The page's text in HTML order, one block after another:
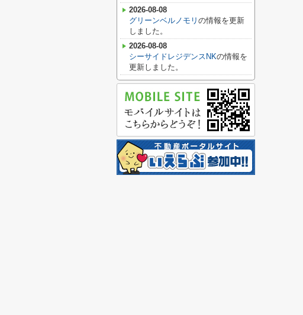
2026-08-08
グリーンベルノモリ の情報を更新
しました。
2026-08-08
シーサイドレジデンスNKの情報を
更新しました。